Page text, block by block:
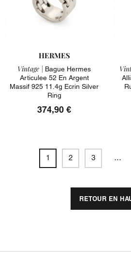
HERMES
Vintage | Bague Hermes
Articulee 52 En Argent
Massif 925 11.4g Ecrin Silver
Ring
374,90 €
1 2 3 …
RETOUR EN